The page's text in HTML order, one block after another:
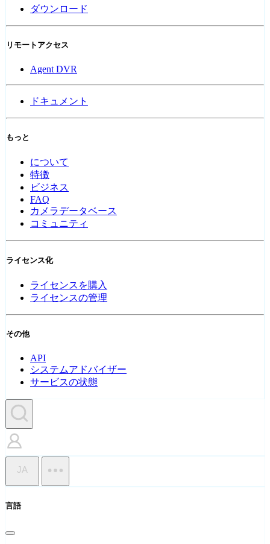
ダウンロード
リモートアクセス
Agent DVR
ドキュメント
もっと
について
特徴
ビジネス
FAQ
カメラデータベース
コミュニティ
ライセンス化
ライセンスを購入
ライセンスの管理
その他
API
システムアドバイザー
サービスの状態
JA
言語